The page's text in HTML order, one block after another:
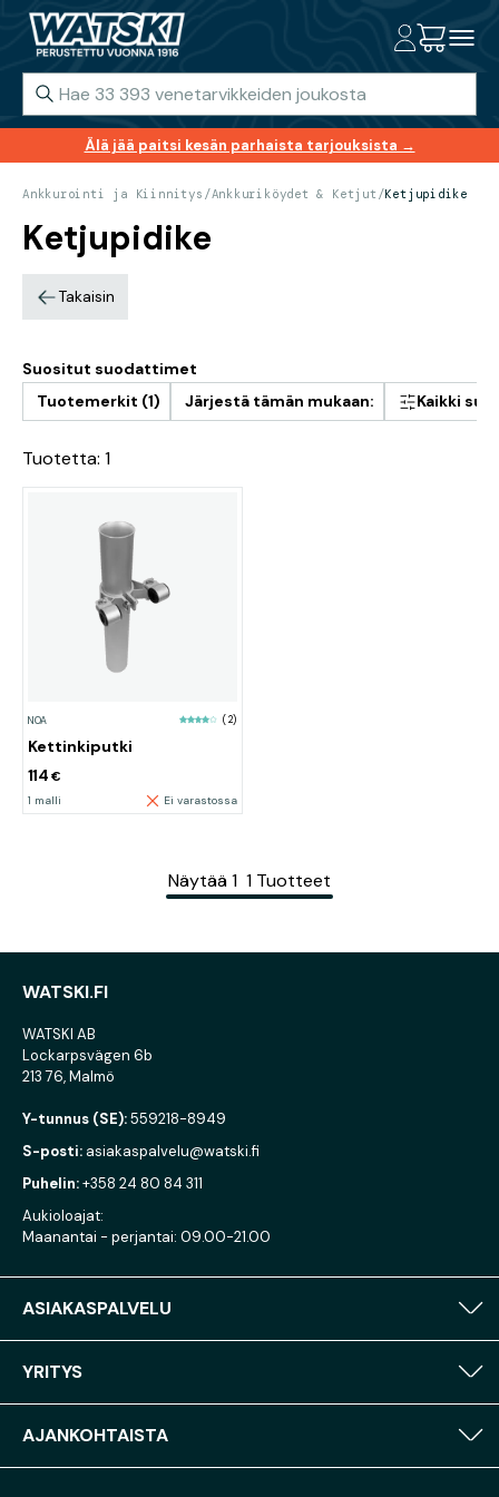
Älä jää paitsi kesän parhaista tarjouksista →
Ankkurointi ja Kiinnitys /Ankkuriköydet & Ketjut /Ketjupidike
Ketjupidike
Takaisin
Suositut suodattimet
Tuotemerkit (1)
Järjestä tämän mukaan: Kaikki
Tuotetta: 1
NOA (2)
Kettinkiputki
114 €
1 malli Ei varastossa
Näytää1 1 Tuotteet
WATSKI.FI
WATSKI AB
Lockarpsvägen 6b
213 76, Malmö
Y-tunnus (SE):559218-8949
S-posti: asiakaspalvelu@watski.fi
Puhelin:+358 24 80 84 311
Aukioloajat:
Maanantai - perjantai: 09.00-21.00
ASIAKASPALVELU
YRITYS
AJANKOHTAISTA